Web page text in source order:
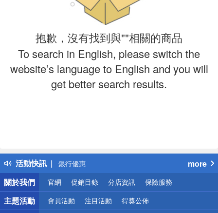
抱歉，沒有找到與""相關的商品
To search in English, please switch the
website’s language to English and you will
get better search results.
活動快訊
熱門話題
銀行優惠
偏遠地區配送
詐騙網頁！請小心！
more
關於我們
官網 促銷目錄 分店資訊 保險服務
主題活動 會員活動 注目活動 得獎公佈